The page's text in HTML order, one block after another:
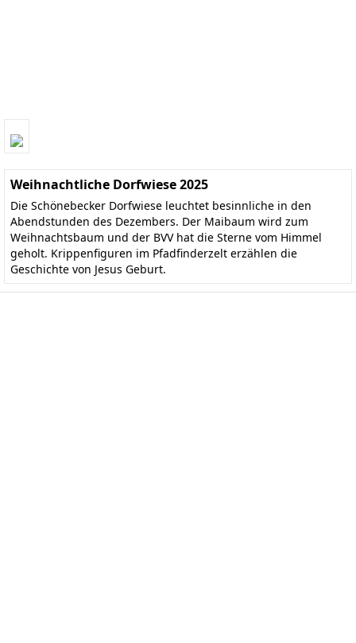
Weihnachtliche Dorfwiese 2025
Die Schönebecker Dorfwiese leuchtet besinnliche in den
Abendstunden des Dezembers. Der Maibaum wird zum
Weihnachtsbaum und der BVV hat die Sterne vom Himmel
geholt. Krippenfiguren im Pfadfinderzelt erzählen die
Geschichte von Jesus Geburt.